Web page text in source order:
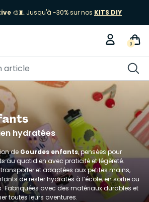
🎨🧵 Jusqu'à -30% sur nos KITS DIY
0
hydratées
de Gourdes enfants, pensées pour
au quotidien avec praticité et légèreté.
et adaptées aux petites mains,
de rester hydratés à l’école, en sortie ou
Fabriquées avec des matériaux durables et
toutes leurs aventures.